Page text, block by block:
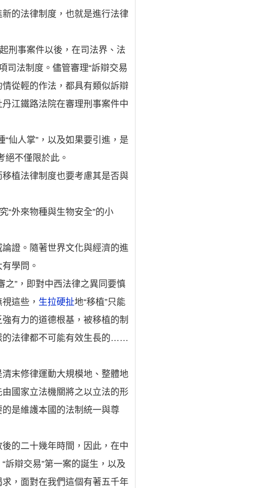
的法律制度，也就是進行法律
刑事案件以後，在司法界、法
司法制度。儘管審理“訴辯交易
從輕的作法，都具有類似訴辯
江鐵路法院在審理刑事案件中
仙人掌”，以及如果要引進，是
絕不僅限於此。
植法律制度也要考慮其是否與
“外來物種與生物安全”的小
證。隨著世界文化與經濟的進
學問。
之”，即對中西法律之異同要慎
這些， 生拉硬扯地“移植”只能
有力的道德根基，被移植的制
的法律都不可能有效生長的……
末修律運動大規模地、整體地
國家立法機關將之以立法的形
是維護本國的法制統一與尊
的二十幾年時間，因此，在中
訴辯交易”第一案的誕生，以及
，面對在我們這個有著五千年